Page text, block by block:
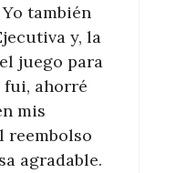
también
y, la
juego para
fui, ahorré
mis
reembolso
agradable.